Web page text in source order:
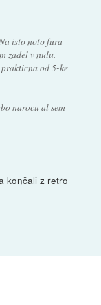
isto noto fura
zadel v nulu.
od 5-ke
narocu al sem
končali z retro